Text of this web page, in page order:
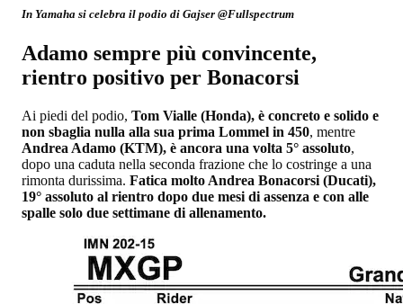
In Yamaha si celebra il podio di Gajser @Fullspectrum
Adamo sempre più convincente,
rientro positivo per Bonacorsi
Ai piedi del podio, Tom Vialle (Honda), è concreto e solido e
non sbaglia nulla alla sua prima Lommel in 450, mentre
Andrea Adamo (KTM), è ancora una volta 5° assoluto,
dopo una caduta nella seconda frazione che lo costringe a una
rimonta durissima. Fatica molto Andrea Bonacorsi (Ducati),
19° assoluto al rientro dopo due mesi di assenza e con alle
spalle solo due settimane di allenamento.